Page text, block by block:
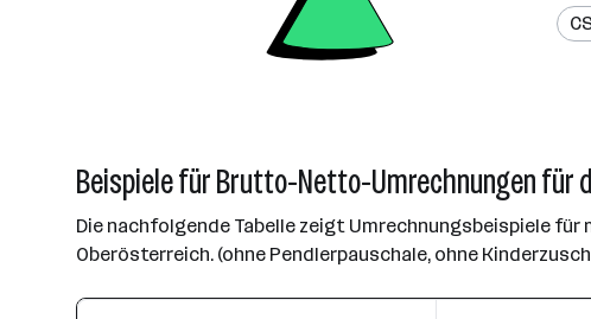
Beispiele für Brutto-Netto-Umrechnungen für
Die nachfolgende Tabelle zeigt Umrechnungsbeispiele
Oberösterreich. (ohne Pendlerpauschale, ohne